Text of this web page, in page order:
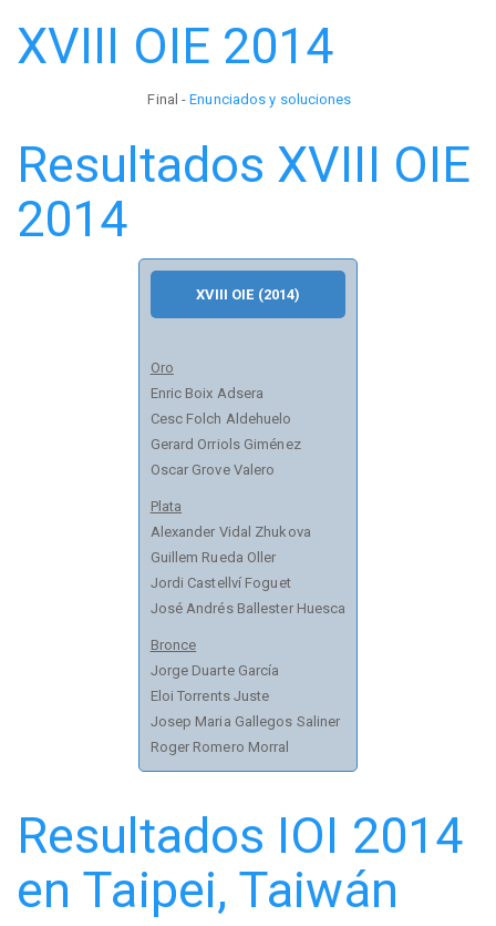
XVIII OIE 2014
Final -Enunciados y soluciones
Resultados XVIII OIE
2014
XVIII OIE (2014)
Oro
Enric Boix Adsera
Cesc Folch Aldehuelo
Gerard Orriols Giménez
Oscar Grove Valero
Plata
Alexander Vidal Zhukova
Guillem Rueda Oller
Jordi Castellví Foguet
José Andrés Ballester Huesca
Bronce
Jorge Duarte García
Eloi Torrents Juste
Josep Maria Gallegos Saliner
Roger Romero Morral
Resultados IOI 2014
en Taipei, Taiwán